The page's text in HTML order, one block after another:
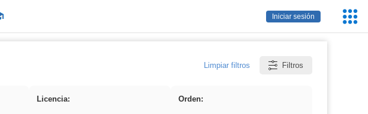
Iniciar sesión
Limpiar filtros Filtros
Licencia: Orden: